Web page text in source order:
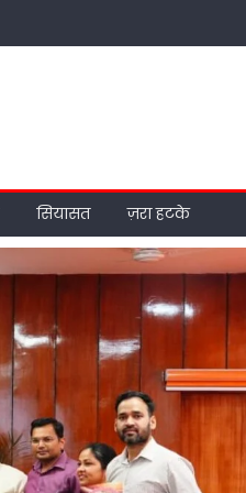
सियासत ज़रा हटके